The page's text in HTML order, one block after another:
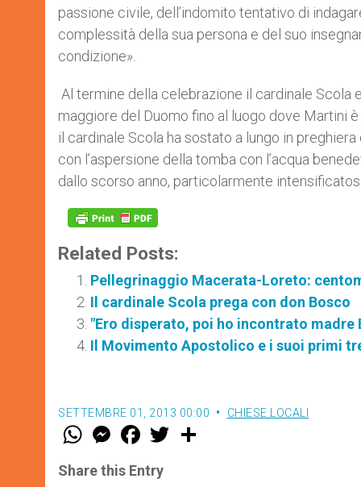
passione civile, dell’indomito tentativo di
complessità della sua persona e del suo
condizione».
Al termine della celebrazione il cardinale Scola
maggiore del Duomo fino al luogo dove Martini
il cardinale Scola ha sostato a lungo in
con l’aspersione della tomba con l’acqua
dallo scorso anno, particolarmente
Related Posts:
Pellegrinaggio Macerata-Loreto:
Il cardinale Scola prega con don Bosco
"Ero disperato, poi ho incontrato madre
Il Movimento Apostolico e i suoi primi
SETTEMBRE 01, 2013 00:00 CHIESE LOCALI
W
t
s
M
e
s
e
F
a
e
b
w
Share this Entry